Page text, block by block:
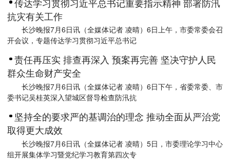
传达学习贯彻习近平总书记重要指示精神 部署防汛
抗灾有关工作
长沙晚报7月6日讯（全媒体记者 凌晴）6日上午，市委常委会召
开会议，专题传达学习贯彻习近平总书记
责任再压实 排查再深入 预案再完善 坚决守护人民
群众生命财产安全
长沙晚报7月6日讯（全媒体记者 凌晴）6日下午，省委常委、市
委书记吴桂英深入望城区督导检查防汛抗
坚持全的要求严的基调治的理念 推动全面从严治党
取得更大成效
长沙晚报7月6日讯（全媒体记者 凌晴）5日，市委理论学习中心
组开展集体学习暨党纪学习教育第四次专